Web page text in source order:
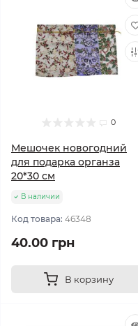
0
Мешочек новогодний
для подарка органза
20*30 см
В наличии
Код товара: 46348
40.00 грн
В корзину